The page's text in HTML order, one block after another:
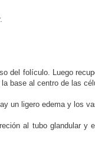
del folículo. Luego
base al centro de las
un ligero edema y los
al tubo glandular y